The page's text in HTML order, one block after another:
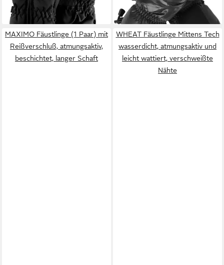
MAXIMO Fäustlinge (1 Paar) mit
Reißverschluß, atmungsaktiv,
beschichtet, langer Schaft
WHEAT Fäustlinge Mittens Tech
wasserdicht, atmungsaktiv und
leicht wattiert, verschweißte
Nähte